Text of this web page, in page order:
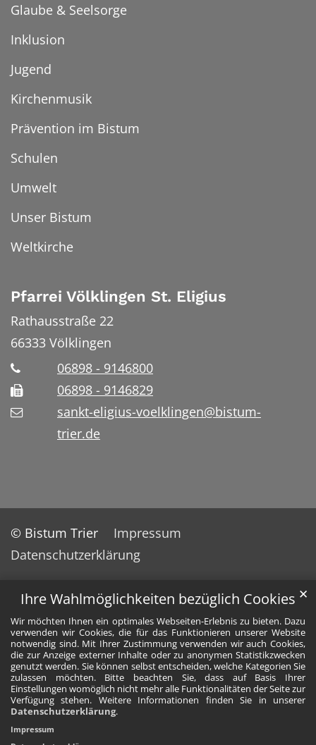
Ihre Wahlmöglichkeiten bezüglich Cookies
Wir möchten Ihnen ein optimales Webseiten-Erlebnis zu bieten. Dazu
verwenden wir Cookies, die für das Funktionieren unserer Website
notwendig sind. Mit Ihrer Zustimmung verwenden wir auch Cookies,
die zur Anzeige externer Inhalte oder zu anonymen Statistikzwecken
genutzt werden. Sie können selbst entscheiden, welche Kategorien Sie
zulassen möchten. Bitte beachten Sie, dass auf Basis Ihrer
Einstellungen womöglich nicht mehr alle Funktionalitäten der Seite zur
Verfügung stehen. Weitere Informationen finden Sie in unserer
Datenschutzerklärung.
✕
Impressum
Glaube & Seelsorge
Inklusion
Jugend
Kirchenmusik
Prävention im Bistum
Schulen
Umwelt
Unser Bistum
Weltkirche
Pfarrei Völklingen St. Eligius
Rathausstraße 22
66333 Völklingen
06898 - 9146800
06898 - 9146829
sankt-eligius-voelklingen@bistum-
trier.de
© Bistum Trier
Impressum
Datenschutzerklärung